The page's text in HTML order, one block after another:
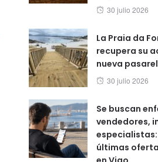
Posted
30 julio 2026
La Praia da
recupera su
nueva
Posted
30 julio 2026
Se buscan
vendedores,
últimas